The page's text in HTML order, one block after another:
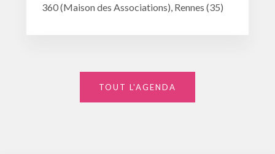
360 (Maison des Associations), Rennes (35)
TOUT L'AGENDA